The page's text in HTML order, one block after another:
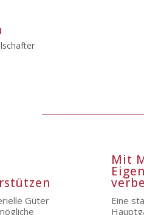
Güter
Mit
Eine